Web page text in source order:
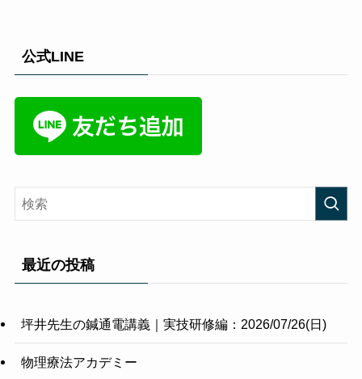
公式LINE
最近の投稿
坪井先生の鍼通電講義｜実技研修編：2026/07/26(日)
物理療法アカデミー